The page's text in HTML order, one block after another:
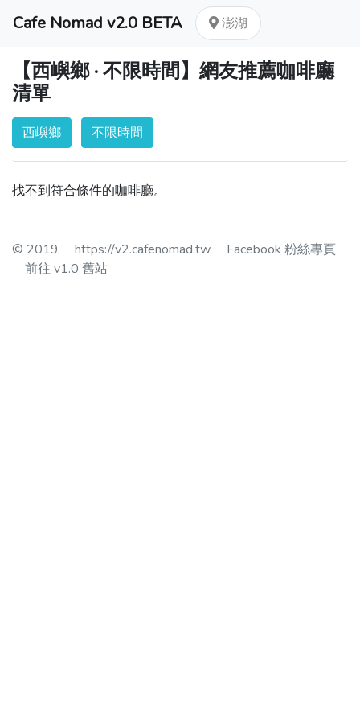
Cafe Nomad v2.0 BETA 澎湖
【西嶼鄉 · 不限時間】網友推薦咖啡廳
清單
西嶼鄉 不限時間
找不到符合條件的咖啡廳。
© 2019 https://v2.cafenomad.tw
Facebook 粉絲專頁
前往 v1.0 舊站